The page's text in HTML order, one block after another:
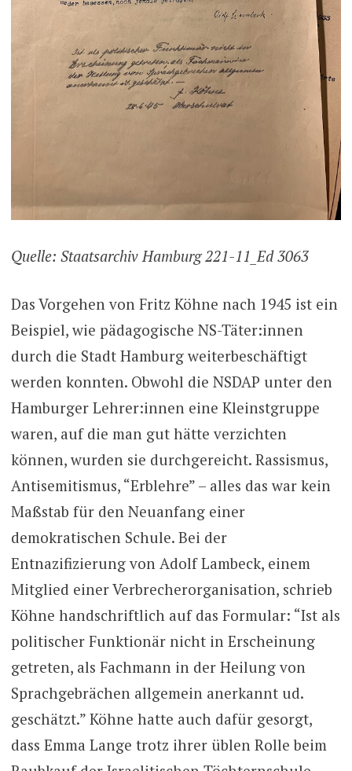
Quelle: Staatsarchiv Hamburg 221-11_Ed 3063
Das Vorgehen von Fritz Köhne nach 1945 ist ein
Beispiel, wie pädagogische NS-Täter:innen
durch die Stadt Hamburg weiterbeschäftigt
werden konnten. Obwohl die NSDAP unter den
Hamburger Lehrer:innen eine Kleinstgruppe
waren, auf die man gut hätte verzichten
können, wurden sie durchgereicht. Rassismus,
Antisemitismus, “Erblehre” – alles das war kein
Maßstab für den Neuanfang einer
demokratischen Schule. Bei der
Entnazifizierung von Adolf Lambeck, einem
Mitglied einer Verbrecherorganisation, schrieb
Köhne handschriftlich auf das Formular: “Ist als
politischer Funktionär nicht in Erscheinung
getreten, als Fachmann in der Heilung von
Sprachgebrächen allgemein anerkannt ud.
geschätzt.” Köhne hatte auch dafür gesorgt,
dass Emma Lange trotz ihrer üblen Rolle beim